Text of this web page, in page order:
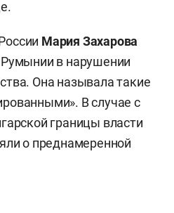
Мария Захарова
в нарушении
Она называла такие
В случае с
границы власти
о преднамеренной